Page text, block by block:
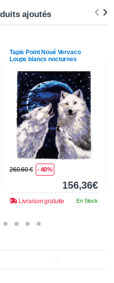
ajoutés
Tapis Point Noué Vervaco
Loups blancs nocturnes
260.60 € - 40%
156,36€
Livraison gratuite En Stock